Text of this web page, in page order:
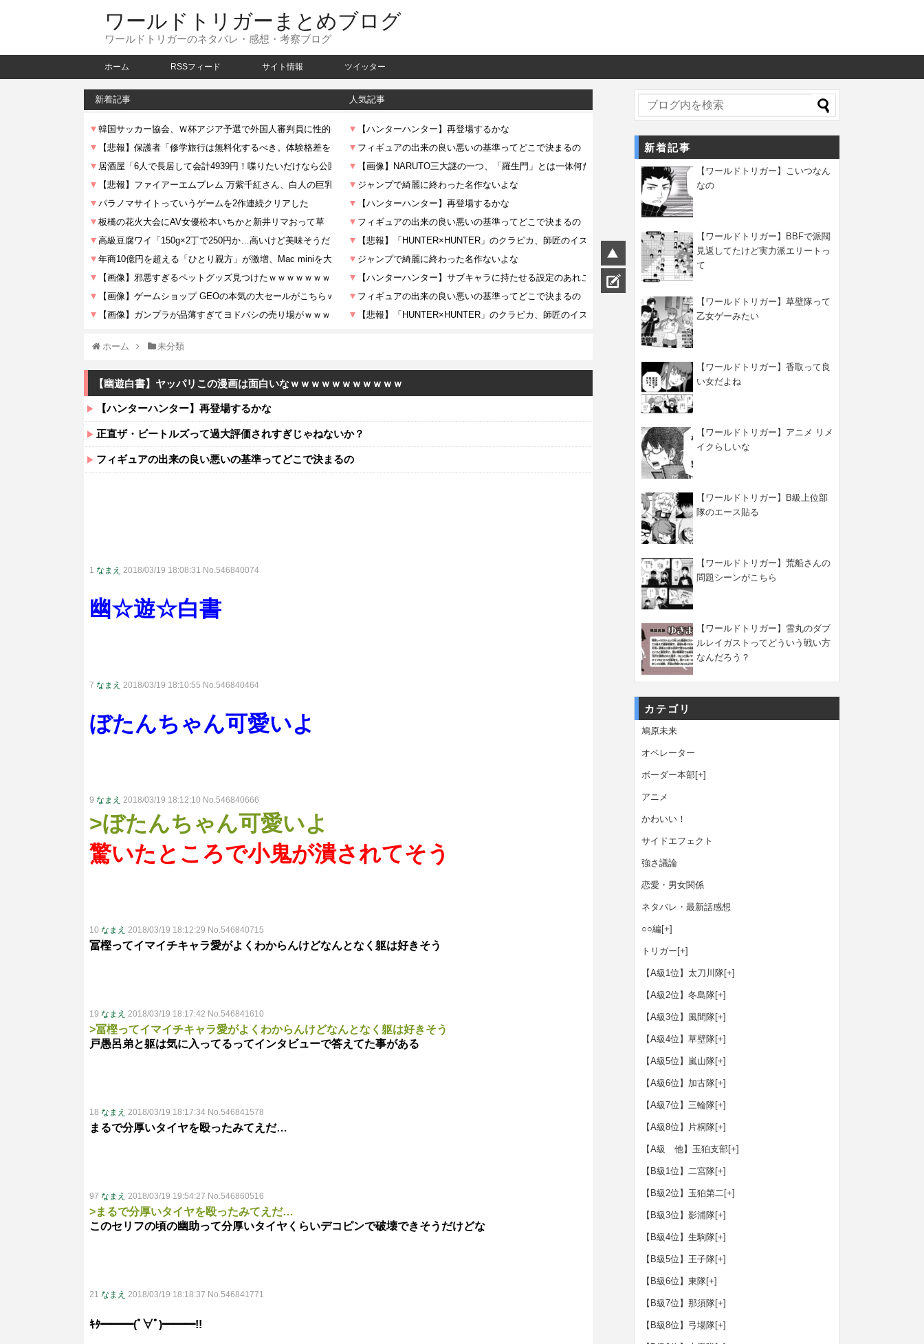
ワールドトリガーまとめブログ
ワールドトリガーのネタバレ・感想・考察ブログ
ホーム RSSフィード サイト情報 ツイッター
新着記事 人気記事
ホーム 未分類
【幽遊白書】ヤッパリこの漫画は面白いなｗｗｗｗｗｗｗｗｗｗｗ
【ハンターハンター】再登場するかな
正直ザ・ビートルズって過大評価されすぎじゃねないか？
フィギュアの出来の良い悪いの基準ってどこで決まるの
1 なまえ 2018/03/19 18:08:31 No.546840074
幽☆遊☆白書
7 なまえ 2018/03/19 18:10:55 No.546840464
ぼたんちゃん可愛いよ
9 なまえ 2018/03/19 18:12:10 No.546840666
>ぼたんちゃん可愛いよ
驚いたところで小鬼が潰されてそう
10 なまえ 2018/03/19 18:12:29 No.546840715
冨樫ってイマイチキャラ愛がよくわからんけどなんとなく躯は好きそう
19 なまえ 2018/03/19 18:17:42 No.546841610
>冨樫ってイマイチキャラ愛がよくわからんけどなんとなく躯は好きそう
戸愚呂弟と躯は気に入ってるってインタビューで答えてた事がある
18 なまえ 2018/03/19 18:17:34 No.546841578
まるで分厚いタイヤを殴ったみてえだ…
97 なまえ 2018/03/19 19:54:27 No.546860516
>まるで分厚いタイヤを殴ったみてえだ…
このセリフの頃の幽助って分厚いタイヤくらいデコピンで破壊できそうだけどな
21 なまえ 2018/03/19 18:18:37 No.546841771
ｷﾀ━━━(ﾟ∀ﾟ)━━━!!
新着記事
【ワールドトリガー】こいつなん
なの
【ワールドトリガー】BBFで派閥
見返してたけど実力派エリートっ
て
【ワールドトリガー】草壁隊って
乙女ゲーみたい
【ワールドトリガー】香取って良
い女だよね
【ワールドトリガー】アニメ リメ
イクらしいな
【ワールドトリガー】B級上位部
隊のエース貼る
【ワールドトリガー】荒船さんの
問題シーンがこちら
【ワールドトリガー】雪丸のダブ
ルレイガストってどういう戦い方
なんだろう？
カテゴリ
鳩原未来
オペレーター
ボーダー本部[+]
アニメ
かわいい！
サイドエフェクト
強さ議論
恋愛・男女関係
ネタバレ・最新話感想
○○編[+]
トリガー [+]
【A級1位】太刀川隊[+]
【A級2位】冬島隊[+]
【A級3位】風間隊[+]
【A級4位】草壁隊[+]
【A級5位】嵐山隊[+]
【A級6位】加古隊[+]
【A級7位】三輪隊[+]
【A級8位】片桐隊[+]
【A級 他】玉狛支部[+]
【B級1位】二宮隊[+]
【B級2位】玉狛第二[+]
【B級3位】影浦隊[+]
【B級4位】生駒隊[+]
【B級5位】王子隊[+]
【B級6位】東隊[+]
【B級7位】那須隊[+]
【B級8位】弓場隊[+]